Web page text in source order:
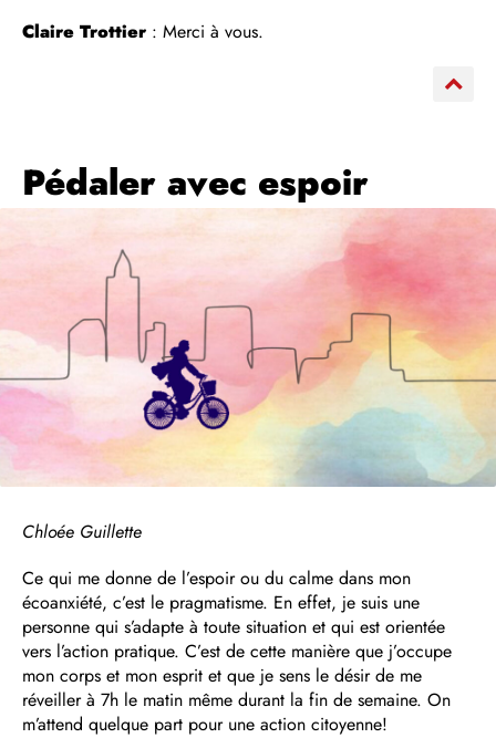
Claire Trottier : Merci à vous.
Pédaler avec espoir
Chloée Guillette
Ce qui me donne de l’espoir ou du calme dans mon
écoanxiété, c’est le pragmatisme. En effet, je suis une
personne qui s’adapte à toute situation et qui est orientée
vers l’action pratique. C’est de cette manière que j’occupe
mon corps et mon esprit et que je sens le désir de me
réveiller à 7h le matin même durant la fin de semaine. On
m’attend quelque part pour une action citoyenne!